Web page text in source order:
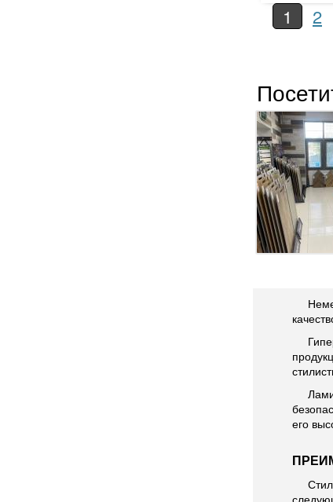
1 2
его